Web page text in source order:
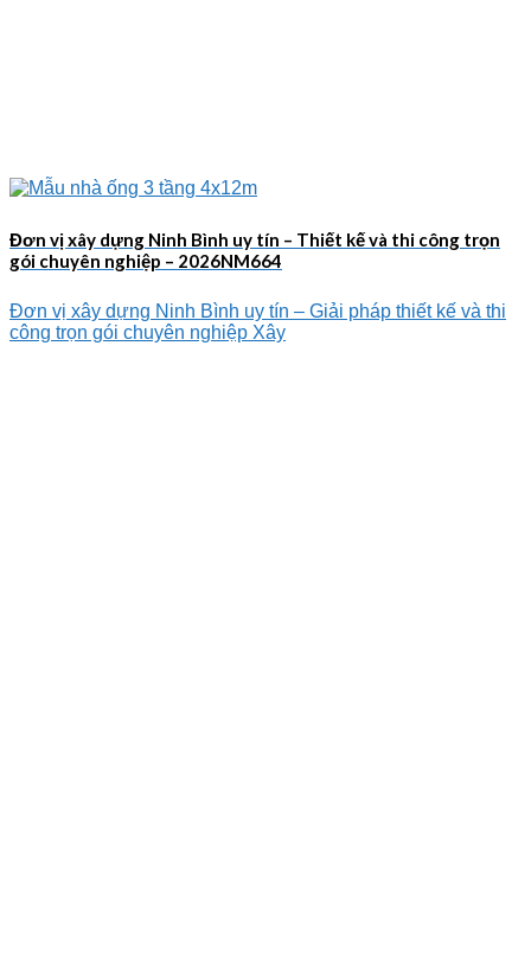
Đơn vị xây dựng Ninh Bình uy tín – Thiết kế và thi công trọn
gói chuyên nghiệp – 2026NM664
Đơn vị xây dựng Ninh Bình uy tín – Giải pháp thiết kế và thi
công trọn gói chuyên nghiệp Xây